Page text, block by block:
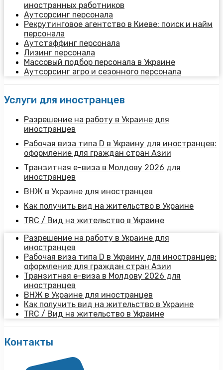
иностранных работников
Аутсорсинг персонала
Рекрутинговое агентство в Киеве: поиск и найм
персонала
Аутстаффинг персонала
Лизинг персонала
Массовый подбор персонала в Украине
Аутсорсинг агро и сезонного персонала
Услуги для иностранцев
Разрешение на работу в Украине для
иностранцев
Рабочая виза типа D в Украину для иностранцев:
оформление для граждан стран Азии
Транзитная е-виза в Молдову 2026 для
иностранцев
ВНЖ в Украине для иностранцев
Как получить вид на жительство в Украине
TRC / Вид на жительство в Украине
Разрешение на работу в Украине для
иностранцев
Рабочая виза типа D в Украину для иностранцев:
оформление для граждан стран Азии
Транзитная е-виза в Молдову 2026 для
иностранцев
ВНЖ в Украине для иностранцев
Как получить вид на жительство в Украине
TRC / Вид на жительство в Украине
Контакты